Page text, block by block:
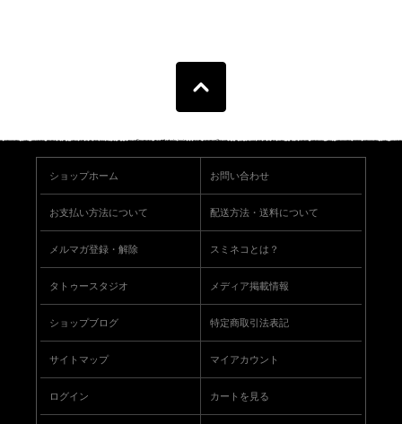
ショップホーム お問い合わせ
お支払い方法について 配送方法・送料について
メルマガ登録・解除 スミネコとは？
タトゥースタジオ メディア掲載情報
ショップブログ 特定商取引法表記
サイトマップ マイアカウント
ログイン カートを見る